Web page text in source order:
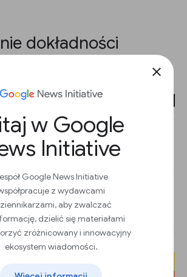
close
w Google
Initiative
Google News Initiative
z wydawcami
aby zwalczać
dzielić się materiałami
zróżnicowany i innowacyjny
ekosystem wiadomości.
dokładności